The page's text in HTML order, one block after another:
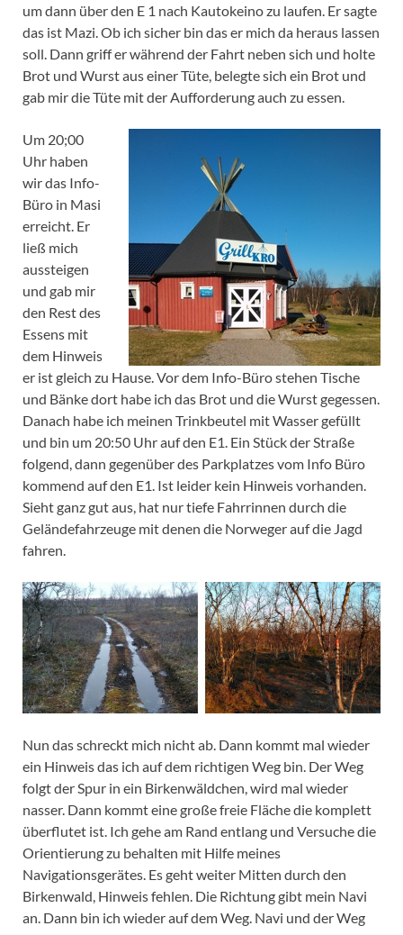
um dann über den E 1 nach Kautokeino zu laufen. Er sagte
das ist Mazi. Ob ich sicher bin das er mich da heraus lassen
soll. Dann griff er während der Fahrt neben sich und holte
Brot und Wurst aus einer Tüte, belegte sich ein Brot und
gab mir die Tüte mit der Aufforderung auch zu essen.
Um 20;00
Uhr haben
wir das Info-
Büro in Masi
erreicht. Er
ließ mich
aussteigen
und gab mir
den Rest des
Essens mit
dem Hinweis
er ist gleich zu Hause. Vor dem Info-Büro stehen Tische
und Bänke dort habe ich​ das Brot und die Wurst gegessen.
Danach habe ich meinen Trinkbeutel mit Wasser gefüllt
und bin um 20:50 Uhr auf den E1. Ein Stück der Straße
folgend, dann gegenüber des Parkplatzes vom Info Büro
kommend auf den E1. Ist leider kein Hinweis vorhanden.
Sieht ganz gut aus, hat nur tiefe Fahrrinnen durch die
Geländefahrzeuge mit denen die Norweger auf die Jagd
fahren.
Nun das schreckt mich nicht ab. Dann kommt mal wieder
ein Hinweis das ich auf dem richtigen Weg bin. Der Weg
folgt der Spur in ein Birkenwäldchen, wird mal wieder
nasser. Dann kommt eine große freie Fläche die komplett
überflutet ist. Ich gehe am Rand entlang und Versuche die
Orientierung zu behalten mit Hilfe meines
Navigationsgerätes. Es geht weiter Mitten durch den
Birkenwald, Hinweis fehlen. Die Richtung gibt mein Navi
an. Dann bin ich wieder auf dem Weg. Navi und der Weg